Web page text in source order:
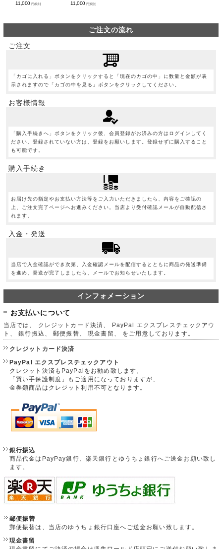
11,000円(税別)
11,000 円(税別)
ご注文の流れ
ご注文
「カゴに入れる」ボタンをクリックすると「現在のカゴの中」に数量と金額が表
示されますので「カゴの中を見る」ボタンをクリックしてください。
お客様情報
「購入手続きへ」ボタンをクリック後、会員登録がお済みの方はログインしてく
ださい。登録されていない方は、登録をお願いします。登録せずに購入すること
も可能です。
購入手続き
お届け先の指定やお支払い方法等をご入力いただきましたら、内容をご確認の
上、ご注文完了ページへお進みください。当店より受付確認メールが自動配信さ
れます。
入金・発送
当店で入金確認ができ次第、入金確認メールを配信するとともに商品の発送準備
を進め、発送が完了しましたら、メールでお知らせいたします。
インフォメーション
お支払いについて
当店では、 クレジットカード決済、 PayPal エクスプレスチェックアウ
ト、 銀行振込、 郵便振替、 現金書留、 をご用意しております。
クレジットカード決済
PayPal エクスプレスチェックアウト
クレジット決済もPayPalをお勧め致します。
「買い手保護制度」もご適用になっておりますが、
金券類商品はクレジット利用不可となります。
銀行振込
商品代金はPayPay銀行、楽天銀行とゆうちょ銀行へご送金お願い致し
ます。
郵便振替
郵便振替は、当店のゆうちょ銀行口座へご送金お願い致します。
現金書留